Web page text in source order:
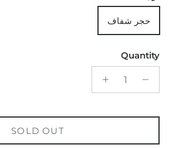
حجر شفاف
Quantity
SOLD OUT